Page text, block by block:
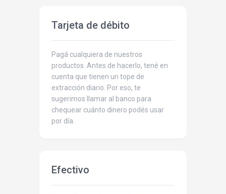
Tarjeta de débito
Pagá cualquiera de nuestros
productos. Antes de hacerlo, tené en
cuenta que tienen un tope de
extracción diario. Por eso, te
sugerimos llamar al banco para
chequear cuánto dinero podés usar
por día.
Efectivo